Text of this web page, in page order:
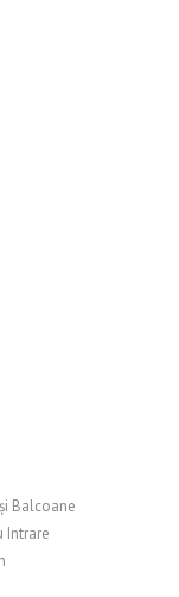
Balcoane
Intrare